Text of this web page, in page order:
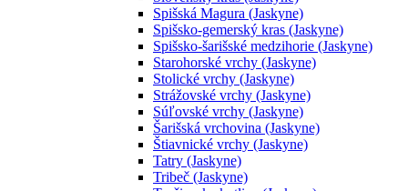
Spišská Magura (Jaskyne)
Spišsko-gemerský kras (Jaskyne)
Spišsko-šarišské medzihorie (Jaskyne)
Starohorské vrchy (Jaskyne)
Stolické vrchy (Jaskyne)
Strážovské vrchy (Jaskyne)
Súľovské vrchy (Jaskyne)
Šarišská vrchovina (Jaskyne)
Štiavnické vrchy (Jaskyne)
Tatry (Jaskyne)
Tribeč (Jaskyne)